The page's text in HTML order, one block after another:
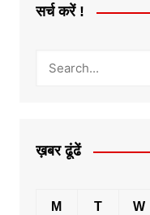
सर्च करें !
ख़बर ढूंढें
M T W